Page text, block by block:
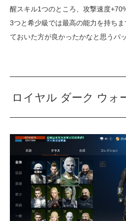
醒スキル1つのところ、攻撃速度
3つと希少級では最高の能力を持ち
ておいた方が良かったかなと思うパ
ロイヤル ダーク ウォ